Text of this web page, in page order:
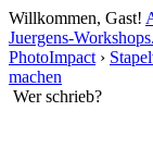
Willkommen, Gast!
Juergens-
PhotoImpact ›
machen
Wer schrieb?